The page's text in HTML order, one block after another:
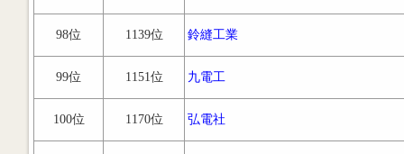
98位 1139位 鈴縫工業
99位 1151位 九電工
100位 1170位 弘電社